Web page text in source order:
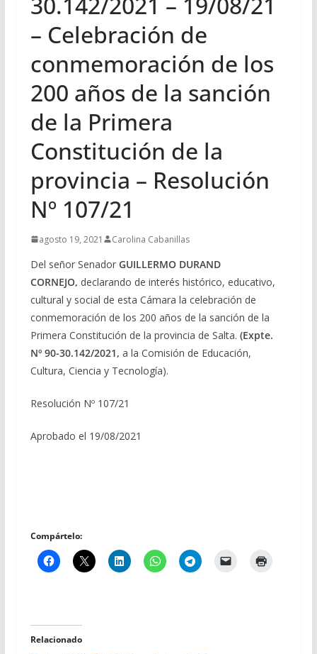
– Celebración de
conmemoración de los
200 años de la sanción
de la Primera
Constitución de la
provincia – Resolución
Nº 107/21
agosto 19, 2021 Carolina Cabanillas
Del señor Senador GUILLERMO DURAND
CORNEJO, declarando de interés histórico, educativo,
cultural y social de esta Cámara la celebración de
conmemoración de los 200 años de la sanción de la
Primera Constitución de la provincia de Salta. (Expte.
Nº 90-30.142/2021, a la Comisión de Educación,
Cultura, Ciencia y Tecnología).
Resolución Nº 107/21
Aprobado el 19/08/2021
Compártelo:
Relacionado